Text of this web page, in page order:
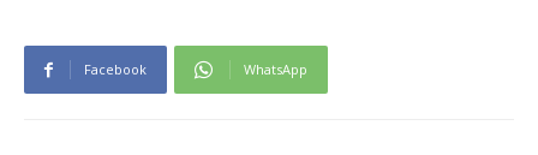
Facebook WhatsApp